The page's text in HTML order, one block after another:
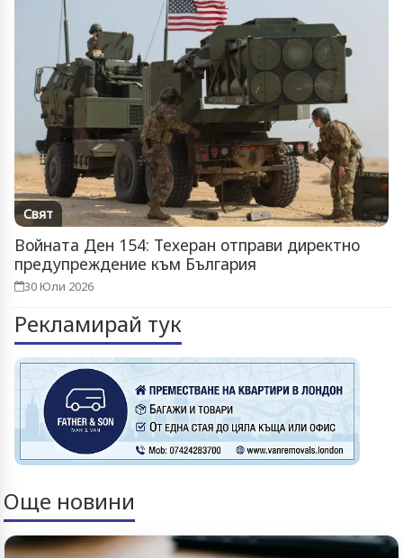
Свят
Войната Ден 154: Техеран отправи директно
предупреждение към България
30 Юли 2026
Рекламирай тук
Още новини